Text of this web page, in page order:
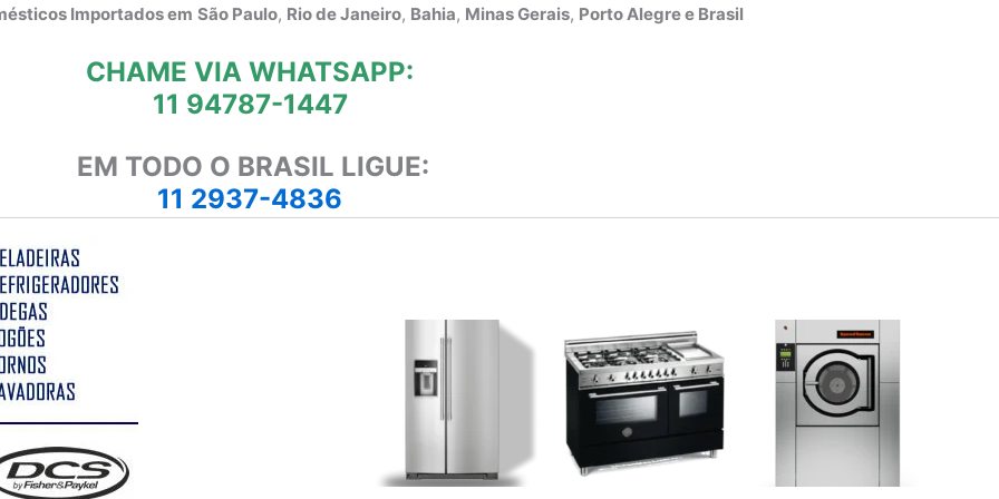
Importados em São Paulo, Rio de Janeiro, Bahia, Minas Gerais, Porto Alegre e Brasil
CHAME VIA WHATSAPP:
11 94787-1447
EM TODO O BRASIL LIGUE:
11 2937-4836